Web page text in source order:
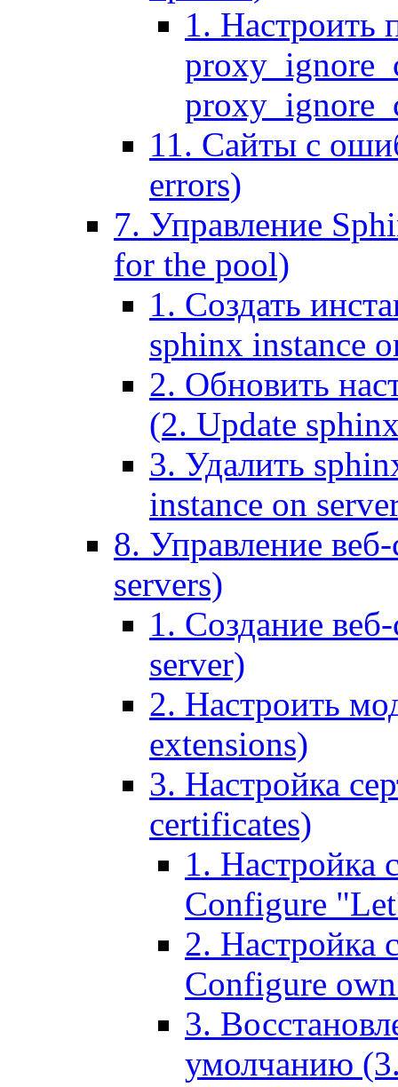
1. Настроить
11. Сайты с
errors)
7. Управление
for the pool)
1. Создать
sphinx instance
2. Обновить
(2. Update
3. Удалить
instance on
8. Управление
servers)
1. Создание
server)
2. Настроить
extensions)
3. Настройка
certificates)
1. Настройка
Configure
2. Настройка
Configure
3.
умолчанию